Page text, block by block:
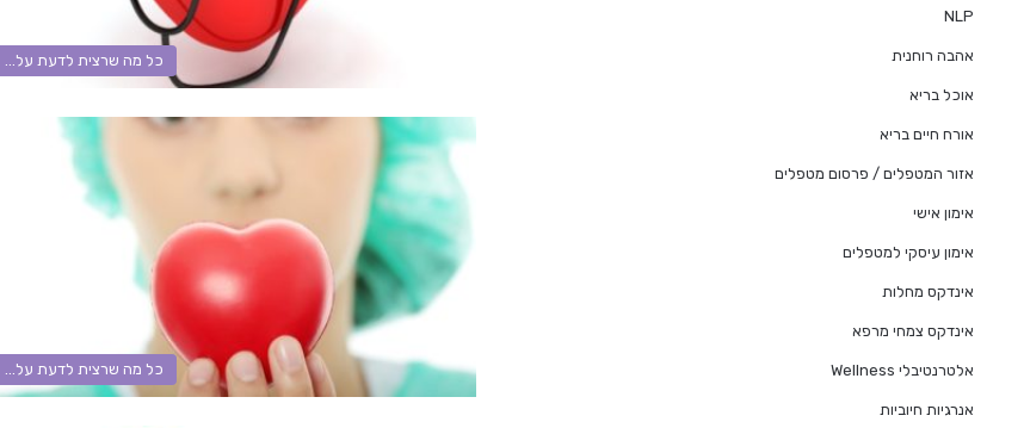
כל מה שרצית לדעת על...
כל מה שרצית לדעת על...
NLP
אהבה רוחנית
אוכל בריא
אורח חיים בריא
אזור המטפלים / פרסום מטפלים
אימון אישי
אימון עיסקי למטפלים
אינדקס מחלות
אינדקס צמחי מרפא
אלטרנטיבלי Wellness
אנרגיות חיוביות